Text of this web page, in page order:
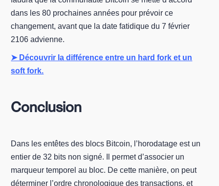
dans les 80 prochaines années pour prévoir ce
changement, avant que la date fatidique du 7 février
2106 advienne.
➤ Découvrir la différence entre un hard fork et un
soft fork.
Conclusion
Dans les entêtes des blocs Bitcoin, l’horodatage est un
entier de 32 bits non signé. Il permet d’associer un
marqueur temporel au bloc. De cette manière, on peut
déterminer l’ordre chronologique des transactions, et